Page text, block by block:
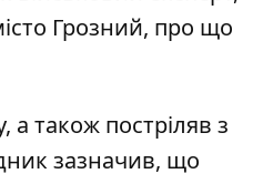
Грозний, про що
а також постріляв з
зазначив, що